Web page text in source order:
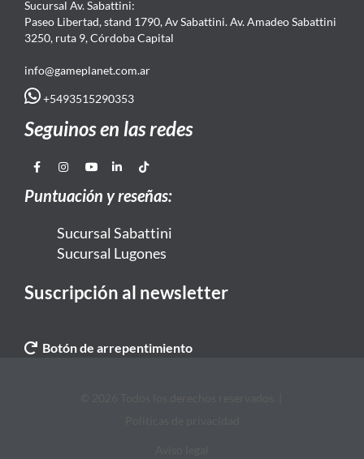
Sucursal Av. Sabattini:
Paseo Libertad, stand 1790, Av Sabattini. Av. Amadeo Sabattini
3250, ruta 9, Córdoba Capital
info@gameplanet.com.ar
+5493515290353
Seguinos en las redes
Puntuación y reseñas:
Sucursal Sabattini
Sucursal Lugones
Suscripción al newsletter
Botón de arrepentimiento